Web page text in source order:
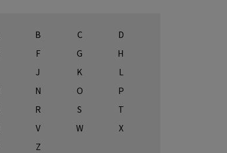
B C
D
F G
H
J K
L
N O
P
R S
T
V W
X
Z